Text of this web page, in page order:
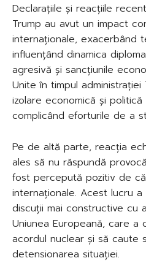
Declarațiile și reacțiile
Trump au avut un impact
internaționale, exacerbând
influențând dinamica
agresivă și sancțiunile
Unite în timpul
izolare economică și
complicând eforturile de a
Pe de altă parte, reacția
ales să nu răspundă
fost percepută pozitiv de
internaționale. Acest lucru
discuții mai constructive cu
Uniunea Europeană, care a
acordul nuclear și să caute
detensionarea situației.